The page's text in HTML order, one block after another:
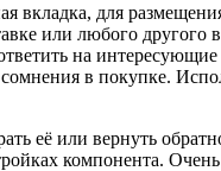
вкладка, для
или любого другого
на
сомнения в покупке.
её или вернуть
компонента.